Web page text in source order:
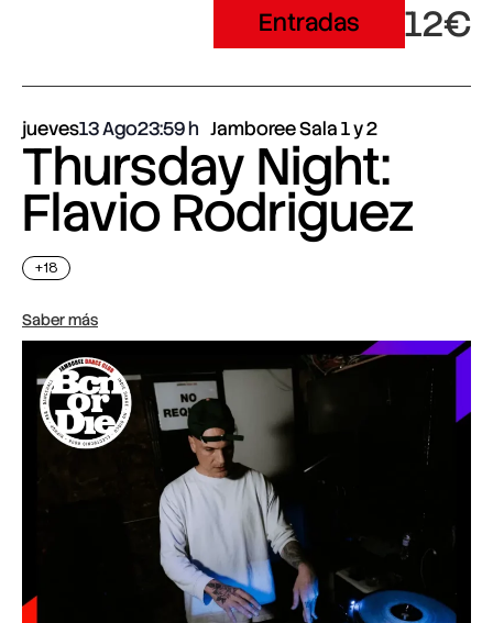
Entradas 12€
jueves13 Ago23:59 Jamboree Sala 1 y 2
Thursday Night:
Flavio Rodriguez
+18
Saber más